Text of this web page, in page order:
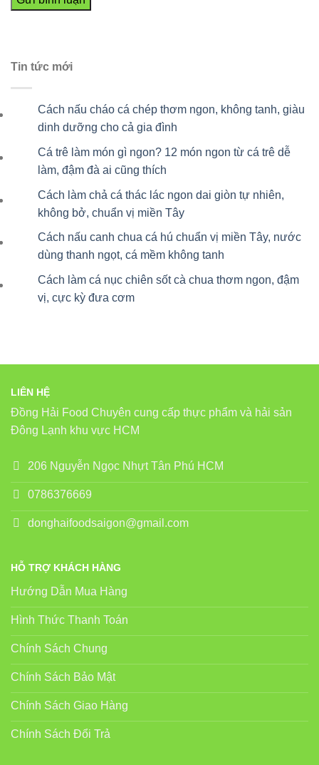
Tin tức mới
Cách nấu cháo cá chép thơm ngon, không tanh, giàu
dinh dưỡng cho cả gia đình
Cá trê làm món gì ngon? 12 món ngon từ cá trê dễ
làm, đậm đà ai cũng thích
Cách làm chả cá thác lác ngon dai giòn tự nhiên,
không bở, chuẩn vị miền Tây
Cách nấu canh chua cá hú chuẩn vị miền Tây, nước
dùng thanh ngọt, cá mềm không tanh
Cách làm cá nục chiên sốt cà chua thơm ngon, đậm
vị, cực kỳ đưa cơm
LIÊN HỆ
Đồng Hải Food Chuyên cung cấp thực phẩm và hải sản
Đông Lạnh khu vực HCM
206 Nguyễn Ngọc Nhựt Tân Phú HCM
0786376669
donghaifoodsaigon@gmail.com
HỖ TRỢ KHÁCH HÀNG
Hướng Dẫn Mua Hàng
Hình Thức Thanh Toán
Chính Sách Chung
Chính Sách Bảo Mật
Chính Sách Giao Hàng
Chính Sách Đổi Trả